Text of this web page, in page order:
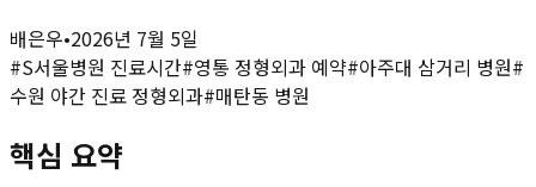
배은우•2026년 7월 5일
#S서울병원 진료시간#영통 정형외과 예약#아주대 삼거리 병원#
수원 야간 진료 정형외과#매탄동 병원
핵심 요약